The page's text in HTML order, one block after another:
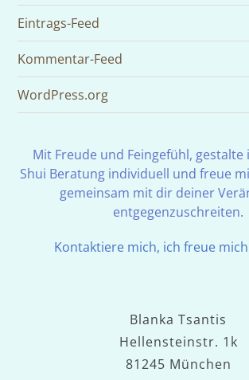
Eintrags-Feed
Kommentar-Feed
WordPress.org
Mit Freude und Feingefühl, gestalte
Shui Beratung individuell und freue
gemeinsam mit dir deiner
entgegenzuschreiten.
Kontaktiere mich, ich freue
Blanka Tsantis
Hellensteinstr. 1k
81245 München